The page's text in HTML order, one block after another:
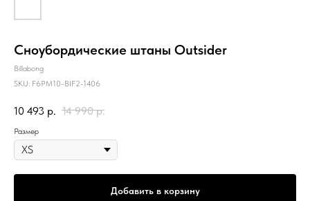
Сноубордические штаны Outsider
Billabong
SKU: F6PM10-BIF2-1406
10 493 р. 14 990 р.
Размер
Добавить в корзину